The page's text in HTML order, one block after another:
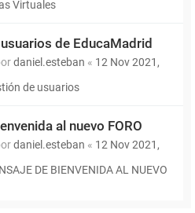
Virtuales
de EducaMadrid
daniel.esteban « 12 Nov 2021,
de usuarios
al nuevo FORO
daniel.esteban « 12 Nov 2021,
DE BIENVENIDA AL NUEVO